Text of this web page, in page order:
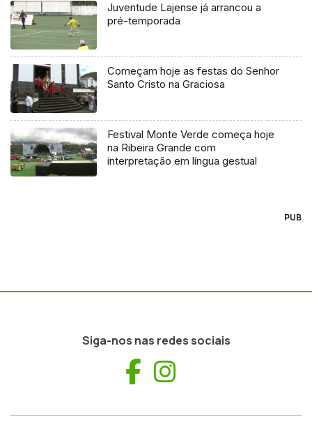
Juventude Lajense já arrancou a
pré-temporada
Começam hoje as festas do Senhor
Santo Cristo na Graciosa
Festival Monte Verde começa hoje
na Ribeira Grande com
interpretação em língua gestual
PUB
Siga-nos nas redes sociais
Facebook